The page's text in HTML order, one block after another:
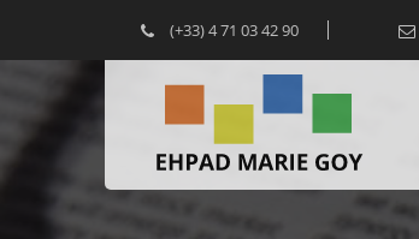
(+33) 4 71 03 42 90